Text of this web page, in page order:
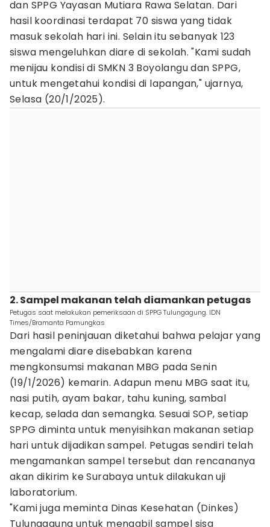
dan SPPG Yayasan Mutiara Rawa Selatan. Dari
hasil koordinasi terdapat 70 siswa yang tidak
masuk sekolah hari ini. Selain itu sebanyak 123
siswa mengeluhkan diare di sekolah. "Kami sudah
menijau kondisi di SMKN 3 Boyolangu dan SPPG,
untuk mengetahui kondisi di lapangan," ujarnya,
Selasa (20/1/2025).
2. Sampel makanan telah diamankan petugas
Petugas saat melakukan pemeriksaan di SPPG Tulungagung. IDN
Times/Bramanta Pamungkas
Dari hasil peninjauan diketahui bahwa pelajar yang
mengalami diare disebabkan karena
mengkonsumsi makanan MBG pada Senin
(19/1/2026) kemarin. Adapun menu MBG saat itu,
nasi putih, ayam bakar, tahu kuning, sambal
kecap, selada dan semangka. Sesuai SOP, setiap
SPPG diminta untuk menyisihkan makanan setiap
hari untuk dijadikan sampel. Petugas sendiri telah
mengamankan sampel tersebut dan rencananya
akan dikirim ke Surabaya untuk dilakukan uji
laboratorium.
"Kami juga meminta Dinas Kesehatan (Dinkes)
Tulungagung untuk mengabil sampel sisa